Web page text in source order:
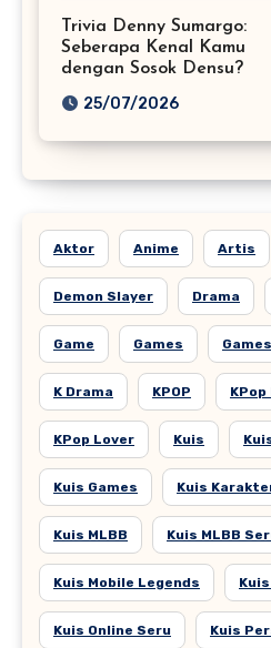
Trivia Denny Sumargo:
Seberapa Kenal Kamu
dengan Sosok Densu?
25/07/2026
Aktor Anime Artis
Demon Slayer Drama
Game Games
K Drama KPOP
KPop Lover Kuis
Kuis Games Kuis
Kuis MLBB Kuis MLBB
Kuis Mobile Legends
Kuis Online Seru Kuis